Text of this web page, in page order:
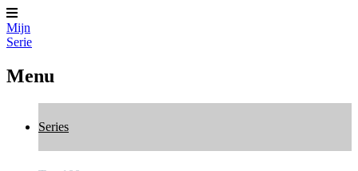
Mijn
Serie
Menu
Series